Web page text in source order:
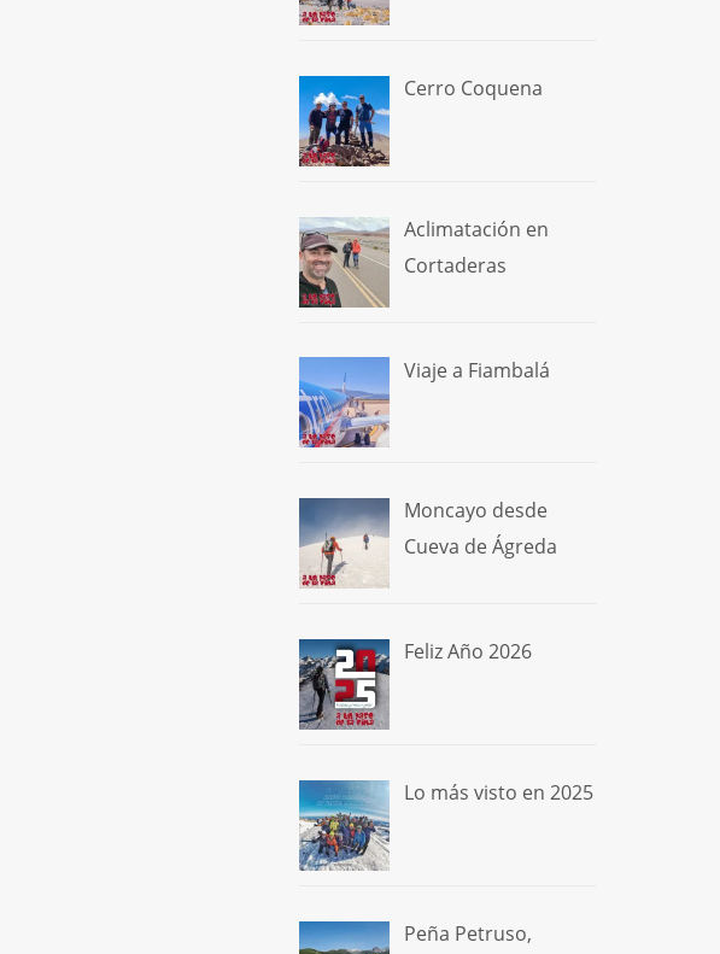
Cerro Coquena
Aclimatación en
Cortaderas
Viaje a Fiambalá
Moncayo desde
Cueva de Ágreda
Feliz Año 2026
Lo más visto en 2025
Peña Petruso,